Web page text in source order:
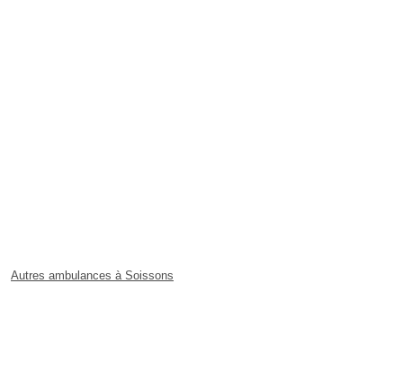
Autres ambulances à Soissons